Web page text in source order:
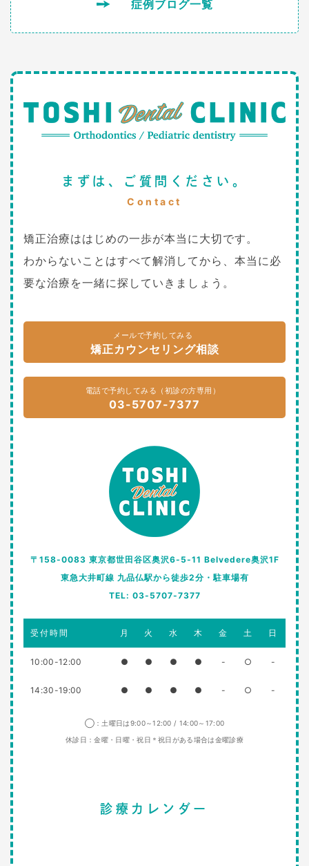
症例ブログ一覧
まずは、ご質問ください。
Contact
矯正治療ははじめの一歩が本当に大切です。
わからないことはすべて解消してから、本当に必
要な治療を一緒に探していきましょう。
メールで予約してみる
矯正カウンセリング相談
電話で予約してみる（初診の方専用）
03-5707-7377
〒158-0083 東京都世田谷区奥沢6-5-11 Belvedere奥沢1F
東急大井町線 九品仏駅から徒歩2分・駐車場有
TEL: 03-5707-7377
受付時間 月 火 水 木 金 土 日
10:00-12:00 ● ● ● ● - ○ -
14:30-19:00 ● ● ● ● - ○ -
◯：土曜日は9:00～12:00 / 14:00～17:00
休診日：金曜・日曜・祝日＊祝日がある場合は金曜診療
診療カレンダー